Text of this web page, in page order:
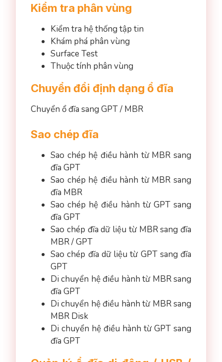
Kiểm tra phân vùng
Kiểm tra hệ thống tập tin
Khám phá phân vùng
Surface Test
Thuộc tính phân vùng
Chuyển đổi định dạng ổ đĩa
Chuyển ổ đĩa sang GPT / MBR
Sao chép đĩa
Sao chép hệ điều hành từ MBR sang
đĩa GPT
Sao chép hệ điều hành từ MBR sang
đĩa MBR
Sao chép hệ điều hành từ GPT sang
đĩa GPT
Sao chép đĩa dữ liệu từ MBR sang đĩa
MBR / GPT
Sao chép đĩa dữ liệu từ GPT sang đĩa
GPT
Di chuyển hệ điều hành từ MBR sang
đĩa GPT
Di chuyển hệ điều hành từ MBR sang
MBR Disk
Di chuyển hệ điều hành từ GPT sang
đĩa GPT